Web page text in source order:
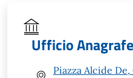
Ufficio
Piazza Alcide